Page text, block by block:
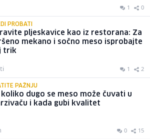
1 0
PROBATI
pljeskavice kao iz restorana: Za
mekano i sočno meso isprobajte
trik
1 2
PAŽNJU
koliko dugo se meso može čuvati u
i kada gubi kvalitet
0 15